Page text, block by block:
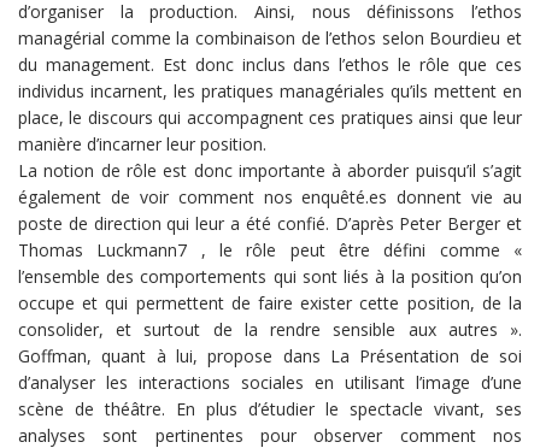
d’organiser la production. Ainsi, nous définissons l’ethos
managérial comme la combinaison de l’ethos selon Bourdieu et
du management. Est donc inclus dans l’ethos le rôle que ces
individus incarnent, les pratiques managériales qu’ils mettent en
place, le discours qui accompagnent ces pratiques ainsi que leur
manière d’incarner leur position.
La notion de rôle est donc importante à aborder puisqu’il s’agit
également de voir comment nos enquêté.es donnent vie au
poste de direction qui leur a été confié. D’après Peter Berger et
Thomas Luckmann7 , le rôle peut être défini comme «
l’ensemble des comportements qui sont liés à la position qu’on
occupe et qui permettent de faire exister cette position, de la
consolider, et surtout de la rendre sensible aux autres ».
Goffman, quant à lui, propose dans La Présentation de soi
d’analyser les interactions sociales en utilisant l’image d’une
scène de théâtre. En plus d’étudier le spectacle vivant, ses
analyses sont pertinentes pour observer comment nos